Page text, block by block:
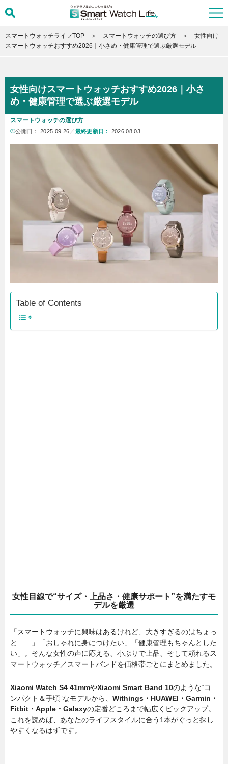
スマートウォッチライフTOP スマートウォッチの選び方
女性向け
スマートウォッチおすすめ2026｜小さめ・健康管理で選ぶ厳選モデル
女性向けスマートウォッチおすすめ2026｜小さ
め・健康管理で選ぶ厳選モデル
スマートウォッチの選び方
公開日： 2025.09.26 ／ 最終更新日： 2026.08.03
Table of Contents
女性目線で“サイズ・上品さ・健康サポート”を満たすモ
デルを厳選
「スマートウォッチに興味はあるけれど、大きすぎるのはちょっ
と……」「おしゃれに身につけたい」「健康管理もちゃんとした
い」。そんな女性の声に応える、小ぶりで上品、そして頼れるス
マートウォッチ／スマートバンドを価格帯ごとにまとめました。
Xiaomi Watch S4 41mmやXiaomi Smart Band 10のような“コ
ンパクト＆手頃”なモデルから、 Withings・HUAWEI・Garmin・
Fitbit・Apple・Galaxyの定番どころまで幅広くピックアップ。
これを読めば、あなたのライフスタイルに合う1本がぐっと探し
やすくなるはずです。